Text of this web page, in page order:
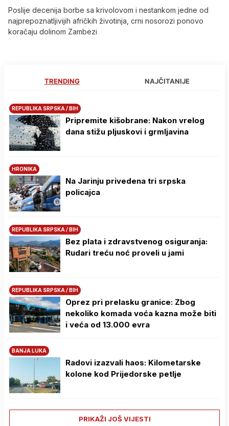
Poslije decenija borbe sa krivolovom i nestankom jedne od
najprepoznatljivijih afričkih životinja, crni nosorozi ponovo
koračaju dolinom Zambezi
TRENDING NAJČITANIJE
REPUBLIKA SRPSKA / BIH
Pripremite kišobrane: Nakon vrelog
dana stižu pljuskovi i grmljavina
HRONIKA
Na Јarinju privedena tri srpska
policajca
REPUBLIKA SRPSKA / BIH
Bez plata i zdravstvenog osiguranja:
Rudari treću noć proveli u jami
REPUBLIKA SRPSKA / BIH
Oprez pri prelasku granice: Zbog
nekoliko komada voća kazna može biti
i veća od 13.000 evra
BANJA LUKA
Radovi izazvali haos: Kilometarske
kolone kod Prijedorske petlje
PRIKAŽI JOŠ VIJESTI